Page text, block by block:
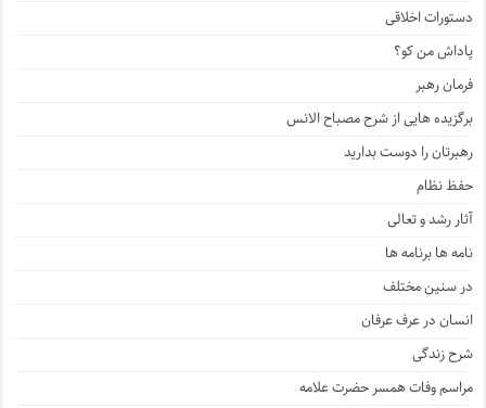
دستورات اخلاقی
پاداش من کو؟
فرمان رهبر
برگزیده هایی از شرح مصباح الانس
رهبرتان را دوست بدارید
حفظ نظام
آثار رشد و تعالی
نامه ها برنامه ها
در سنین مختلف
انسان در عرف عرفان
شرح زندگی
مراسم وفات همسر حضرت علامه